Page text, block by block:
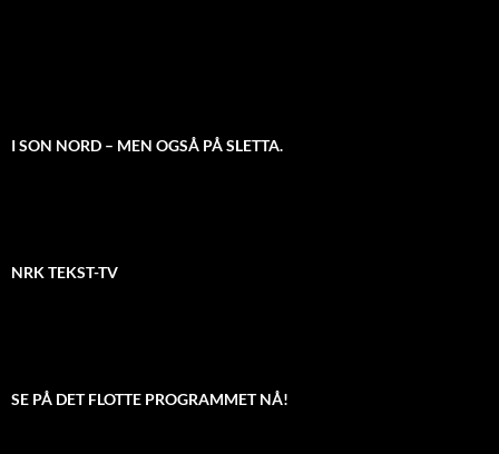
I SON NORD – MEN OGSÅ PÅ SLETTA.
NRK TEKST-TV
SE PÅ DET FLOTTE PROGRAMMET NÅ!